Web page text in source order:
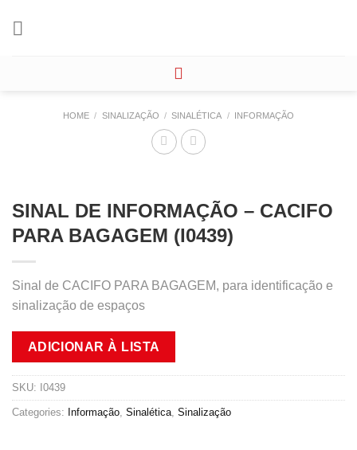
HOME / SINALIZAÇÃO / SINALÉTICA / INFORMAÇÃO
SINAL DE INFORMAÇÃO – CACIFO
PARA BAGAGEM (I0439)
Sinal de CACIFO PARA BAGAGEM, para identificação e
sinalização de espaços
ADICIONAR À LISTA
SKU: I0439
Categories: Informação Sinalética Sinalização